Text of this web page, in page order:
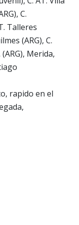
C.
Talleres
(ARG), C.
Merida,
rapido en el